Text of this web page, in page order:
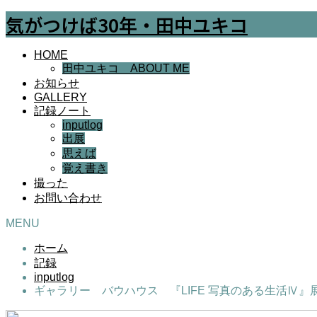
気がつけば30年・田中ユキコ
HOME
田中ユキコ ABOUT ME
お知らせ
GALLERY
記録ノート
inputlog
出展
思えば
覚え書き
撮った
お問い合わせ
MENU
ホーム
記録
inputlog
ギャラリー バウハウス 『LIFE 写真のある生活Ⅳ